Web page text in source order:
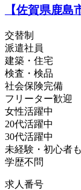
【佐賀県鹿
交替制
派遣社員
建築・住宅
検査・検品
社会保険完備
フリーター歓迎
女性活躍中
20代活躍中
30代活躍中
未経験・初心者
学歴不問
求人番号